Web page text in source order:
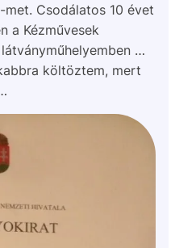
-met. Csodálatos 10 évet
a Kézművesek
…
költöztem, mert